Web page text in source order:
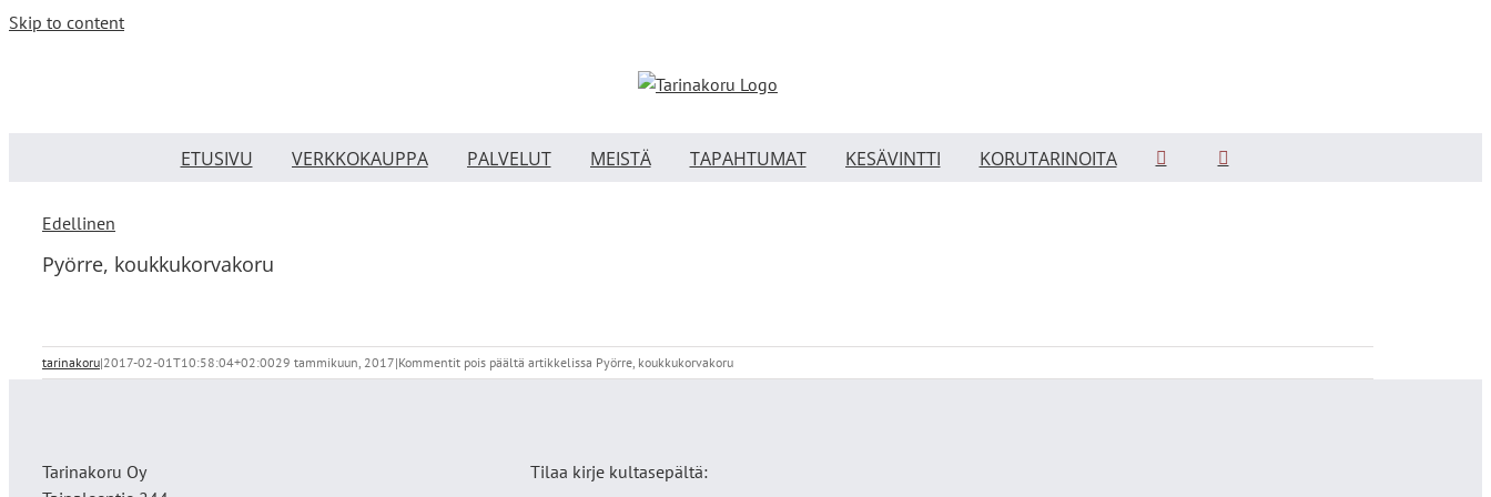
Skip to content
ETUSIVU VERKKOKAUPPA PALVELUT MEISTÄ TAPAHTUMAT KESÄVINTTI KORUTARINOITA
Edellinen
Pyörre, koukkukorvakoru
tarinakoru|2017-02-01T10:58:04+02:0029 tammikuun, 2017|Kommentit pois päältä artikkelissa Pyörre, koukkukorvakoru
Tarinakoru Oy
Tilaa kirje kultasepältä: